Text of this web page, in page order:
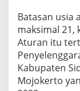
Batasan usia
maksimal 21,
Aturan itu
Kabupaten
Mojokerto